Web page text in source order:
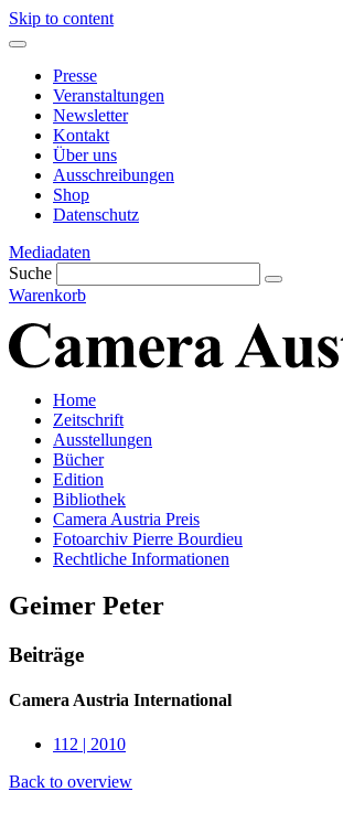
Skip to content
Presse
Veranstaltungen
Newsletter
Kontakt
Über uns
Ausschreibungen
Shop
Datenschutz
Mediadaten
Suche
Warenkorb
Home
Zeitschrift
Ausstellungen
Bücher
Edition
Bibliothek
Camera Austria Preis
Fotoarchiv Pierre Bourdieu
Rechtliche Informationen
Geimer Peter
Beiträge
Camera Austria International
112 | 2010
Back to overview